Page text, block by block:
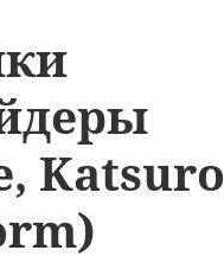
Katsuro